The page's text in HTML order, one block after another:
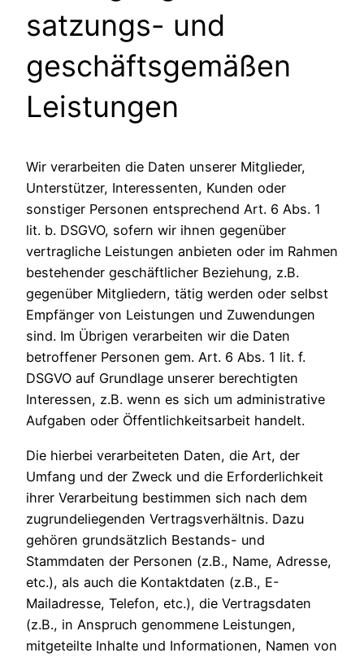
satzungs- und
geschäftsgemäßen
Leistungen
Wir verarbeiten die Daten unserer Mitglieder,
Unterstützer, Interessenten, Kunden oder
sonstiger Personen entsprechend Art. 6 Abs. 1
lit. b. DSGVO, sofern wir ihnen gegenüber
vertragliche Leistungen anbieten oder im Rahmen
bestehender geschäftlicher Beziehung, z.B.
gegenüber Mitgliedern, tätig werden oder selbst
Empfänger von Leistungen und Zuwendungen
sind. Im Übrigen verarbeiten wir die Daten
betroffener Personen gem. Art. 6 Abs. 1 lit. f.
DSGVO auf Grundlage unserer berechtigten
Interessen, z.B. wenn es sich um administrative
Aufgaben oder Öffentlichkeitsarbeit handelt.
Die hierbei verarbeiteten Daten, die Art, der
Umfang und der Zweck und die Erforderlichkeit
ihrer Verarbeitung bestimmen sich nach dem
zugrundeliegenden Vertragsverhältnis. Dazu
gehören grundsätzlich Bestands- und
Stammdaten der Personen (z.B., Name, Adresse,
etc.), als auch die Kontaktdaten (z.B., E-
Mailadresse, Telefon, etc.), die Vertragsdaten
(z.B., in Anspruch genommene Leistungen,
mitgeteilte Inhalte und Informationen, Namen von